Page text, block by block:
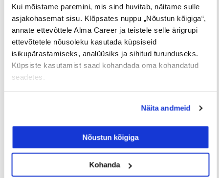
Kui mõistame paremini, mis sind huvitab, näitame sulle
asjakohasemat sisu. Klõpsates nuppu „Nõustun kõigiga“,
annate ettevõttele Alma Career ja teistele selle ärigrupi
ettevõtetele nõusoleku kasutada küpsiseid
isikupärastamiseks, analüüsiks ja sihitud turunduseks.
Küpsiste kasutamist saad kohandada oma kohandatud
seadetes.
Näita andmeid
Nõustun kõigiga
Kohanda
Iga neljas eestlane on käinud
tööintervjuul ilma tegeliku
vahetuskavatsuseta